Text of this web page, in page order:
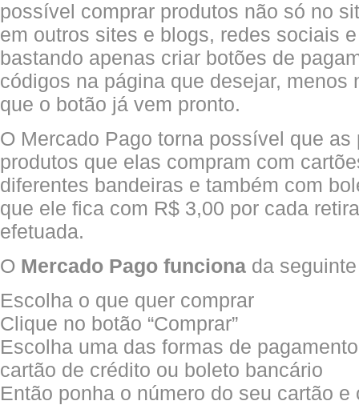
possível comprar produtos não só no
em outros sites e blogs, redes sociais
bastando apenas criar botões de
códigos na página que desejar, menos
que o botão já vem pronto.
O Mercado Pago torna possível que
produtos que elas compram com
diferentes bandeiras e também com
que ele fica com R$ 3,00 por cada
efetuada.
O Mercado Pago funciona da
Escolha o que quer comprar
Clique no botão “Comprar”
Escolha uma das formas de
cartão de crédito ou boleto bancário
Então ponha o número do seu cartão